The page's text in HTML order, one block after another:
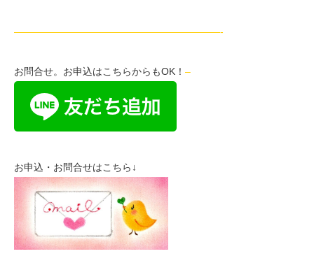
—————————————————————-
お問合せ。お申込はこちらからもOK！ –
お申込・お問合せはこちら↓